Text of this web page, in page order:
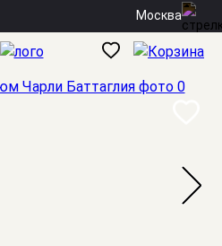
Москва